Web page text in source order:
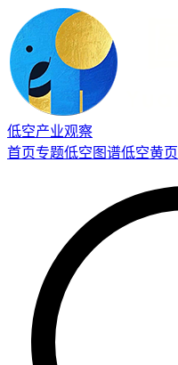
低空产业观察
首页专题低空图谱低空黄页